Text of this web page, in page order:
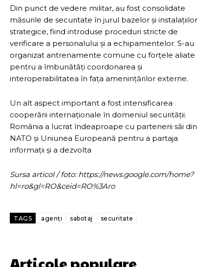
Din punct de vedere militar, au fost consolidate
măsurile de securitate în jurul bazelor și instalațiilor
strategice, fiind introduse proceduri stricte de
verificare a personalului și a echipamentelor. S-au
organizat antrenamente comune cu forțele aliate
pentru a îmbunătăți coordonarea și
interoperabilitatea în fața amenințărilor externe.
Un alt aspect important a fost intensificarea
cooperării internaționale în domeniul securității.
România a lucrat îndeaproape cu partenerii săi din
NATO și Uniunea Europeană pentru a partaja
informații și a dezvolta
Sursa articol / foto: https://news.google.com/home?
hl=ro&gl=RO&ceid=RO%3Aro
TAGS agenți sabotaj securitate